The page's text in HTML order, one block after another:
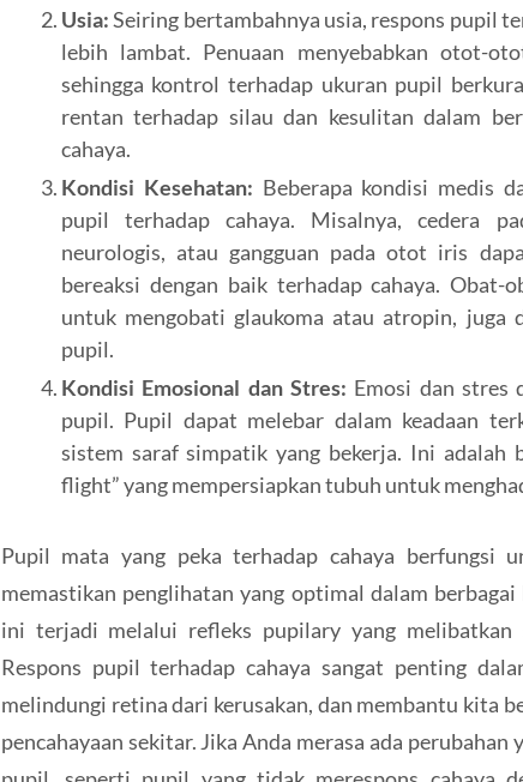
Usia:Seiring bertambahnya usia, respons pupil
lebih lambat. Penuaan menyebabkan otot-
sehingga kontrol terhadap ukuran pupil
rentan terhadap silau dan kesulitan dalam
cahaya.
Kondisi Kesehatan: Beberapa kondisi medis
pupil terhadap cahaya. Misalnya, cedera
neurologis, atau gangguan pada otot iris
bereaksi dengan baik terhadap cahaya.
untuk mengobati glaukoma atau atropin, juga
pupil.
Kondisi Emosional dan Stres: Emosi dan stres
pupil. Pupil dapat melebar dalam keadaan
sistem saraf simpatik yang bekerja. Ini adalah
flight” yang mempersiapkan tubuh untuk
Pupil mata yang peka terhadap cahaya berfungsi
memastikan penglihatan yang optimal dalam berbagai
ini terjadi melalui refleks pupilary yang
Respons pupil terhadap cahaya sangat penting
melindungi retina dari kerusakan, dan membantu kita
pencahayaan sekitar. Jika Anda merasa ada perubahan